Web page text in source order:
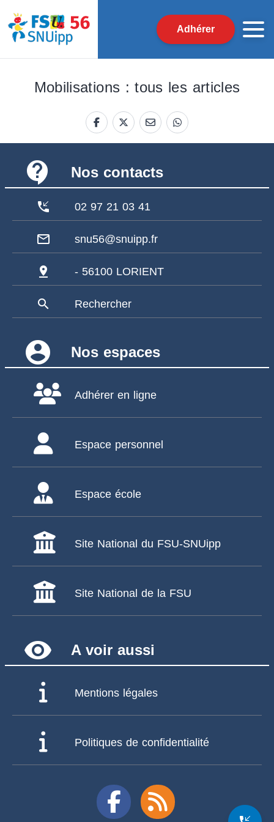
Adhérer
Mobilisations : tous les articles
contact_support Nos contacts
phone_callback 02 97 21 03 41
mail_outline snu56@snuipp.fr
pin_drop - 56100 LORIENT
search Rechercher
account_circle Nos espaces
Adhérer en ligne
Espace personnel
Espace école
Site National du FSU-SNUipp
Site National de la FSU
remove_red_eye A voir aussi
Mentions légales
Politiques de confidentialité